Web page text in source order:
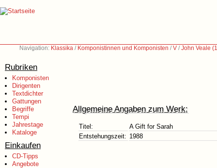
Navigation: Klassika / Komponistinnen und Komponisten /V /John Veale
Rubriken
Komponisten
Dirigenten
Textdichter
Gattungen
Begriffe
Tempi
Jahrestage
Kataloge
Einkaufen
CD-Tipps
Angebote
Allgemeine Angaben zum Werk:
Titel:
A Gift for Sarah
Entstehungszeit: 1988